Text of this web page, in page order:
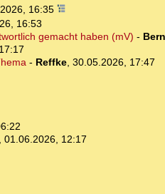
16:35
16:53
gemacht haben (mV) -
- Reffke, 30.05.2026, 17:47
01.06.2026, 12:17